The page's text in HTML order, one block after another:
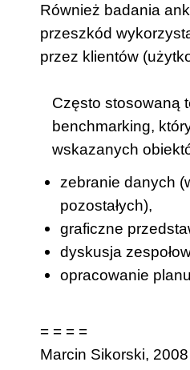
Również badania
przeszkód
przez klientów
Często stosowaną
benchmarking,
wskazanych
zebranie danych
pozostałych),
graficzne
dyskusja
opracowanie
= = = =
Marcin Sikorski, 2008